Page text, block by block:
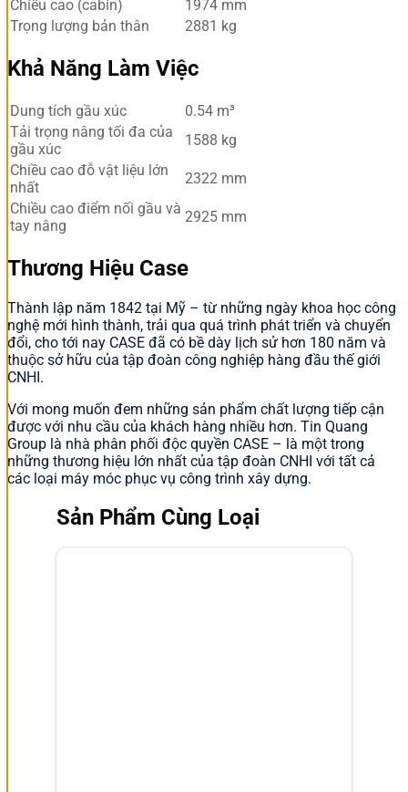
Chiều cao (cabin)
1974 mm
Trọng lượng bản thân
2881 kg
Khả Năng Làm Việc
Dung tích gầu xúc
0.54 m³
Tải trọng nâng tối đa của
gầu xúc
1588 kg
Chiều cao đỗ vật liệu lớn
nhất
2322 mm
Chiều cao điểm nối gầu và
tay nâng
2925 mm
Thương Hiệu Case
Thành lập năm 1842 tại Mỹ – từ những ngày khoa học công
nghệ mới hình thành, trải qua quá trình phát triển và chuyển
đổi, cho tới nay CASE đã có bề dày lịch sử hơn 180 năm và
thuộc sở hữu của tập đoàn công nghiệp hàng đầu thế giới
CNHI.
Với mong muốn đem những sản phẩm chất lượng tiếp cận
được với nhu cầu của khách hàng nhiều hơn. Tin Quang
Group là nhà phân phối độc quyền CASE – là một trong
những thương hiệu lớn nhất của tập đoàn CNHI với tất cả
các loại máy móc phục vụ công trình xây dựng.
Sản Phẩm Cùng Loại